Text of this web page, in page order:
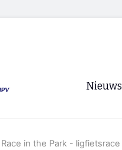
Nieuws
in the Park -